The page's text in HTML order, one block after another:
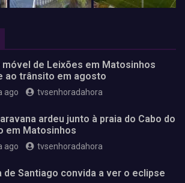
móvel de Leixões em Matosinhos
ao trânsito em agosto
ago tvsenhoradahora
ardeu junto à praia do Cabo do
em Matosinhos
ago tvsenhoradahora
de Santiago convida a ver o eclipse